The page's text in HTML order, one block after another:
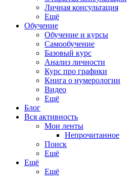
Личная консультация
Ещё
Обучение
Обучение и курсы
Самообучение
Базовый курс
Анализ личности
Курс про графики
Книга о нумерологии
Видео
Ещё
Блог
Вся активность
Мои ленты
Непрочитанное
Поиск
Ещё
Ещё
Ещё